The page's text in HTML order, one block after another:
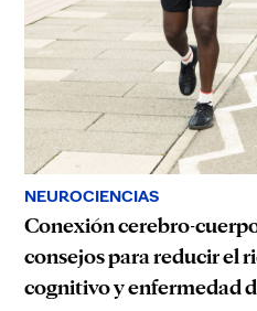
NEUROCIENCIAS
Conexión cerebro-
consejos para reducir el
cognitivo y enfermedad